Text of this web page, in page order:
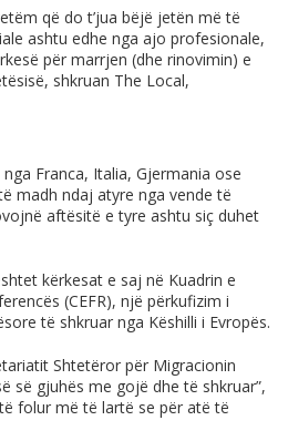
që do t’jua bëjë jetën më të
ashtu edhe nga ajo profesionale,
për marrjen (dhe rinovimin) e
shkruan The Local,
Franca, Italia, Gjermania ose
madh ndaj atyre nga vende të
aftësitë e tyre ashtu siç duhet
kërkesat e saj në Kuadrin e
(CEFR), një përkufizim i
të shkruar nga Këshilli i Evropës.
Shtetëror për Migracionin
së gjuhës me gojë dhe të shkruar”,
folur më të lartë se për atë të